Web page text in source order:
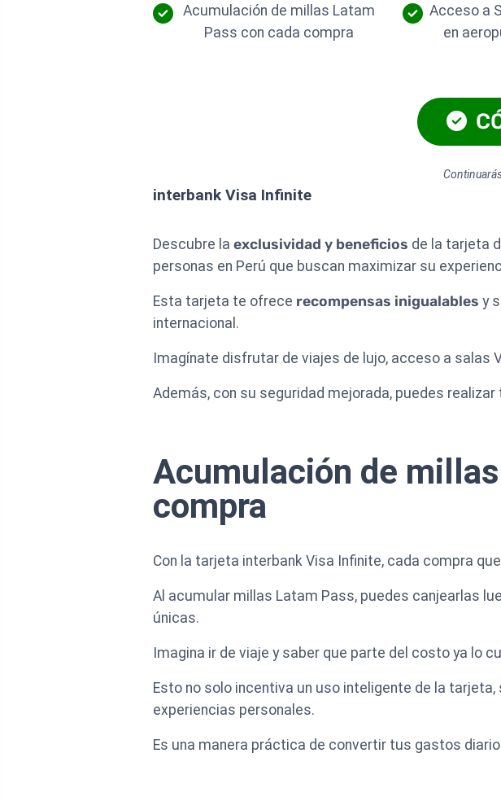
Acumulación de millas Latam
Pass con cada compra
Acceso a
en
interbank Visa Infinite
Descubre la exclusividad y beneficios de la tarjeta
personas en Perú que buscan maximizar su
Esta tarjeta te ofrece recompensas inigualables y
internacional.
Imagínate disfrutar de viajes de lujo, acceso a salas
Además, con su seguridad mejorada, puedes
Acumulación de
compra
Con la tarjeta interbank Visa Infinite, cada compra
Al acumular millas Latam Pass, puedes canjearlas
únicas.
Imagina ir de viaje y saber que parte del costo ya lo
Esto no solo incentiva un uso inteligente de la
experiencias personales.
Es una manera práctica de convertir tus gastos